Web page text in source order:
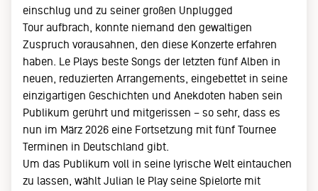
einschlug und zu seiner großen Unplugged
Tour aufbrach, konnte niemand den gewaltigen
Zuspruch vorausahnen, den diese Konzerte erfahren
haben. Le Plays beste Songs der letzten fünf Alben in
neuen, reduzierten Arrangements, eingebettet in seine
einzigartigen Geschichten und Anekdoten haben sein
Publikum gerührt und mitgerissen – so sehr, dass es
nun im März 2026 eine Fortsetzung mit fünf Tournee
Terminen in Deutschland gibt.
Um das Publikum voll in seine lyrische Welt eintauchen
zu lassen, wählt Julian le Play seine Spielorte mit